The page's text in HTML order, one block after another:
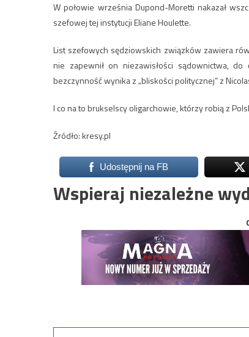
W połowie września Dupond-Moretti nakazał
szefowej tej instytucji Eliane Houlette.
List szefowych sędziowskich związków zawiera
nie zapewnił on niezawisłości sądownictwa,
bezczynność wynika z „bliskości politycznej” z
I co na to brukselscy oligarchowie, którzy robią z
Źródło: kresy.pl
Udostępnij na FB
Wspieraj niezależne